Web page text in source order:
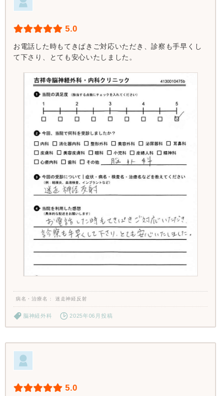
5.0
お電話した時もてきぱきご対応いただき、診察も手早くし
て下さり、とても安心いたしました。
病名・治療名 迷走神経反射
脳神経外科 2025年06月投稿
5.0